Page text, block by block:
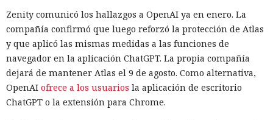
Zenity comunicó los hallazgos a OpenAI ya en enero. La
compañía confirmó que luego reforzó la protección de Atlas
y que aplicó las mismas medidas a las funciones de
navegador en la aplicación ChatGPT. La propia compañía
dejará de mantener Atlas el 9 de agosto. Como alternativa,
OpenAI ofrece a los usuarios la aplicación de escritorio
ChatGPT o la extensión para Chrome.